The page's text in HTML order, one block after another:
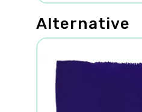
Alternative